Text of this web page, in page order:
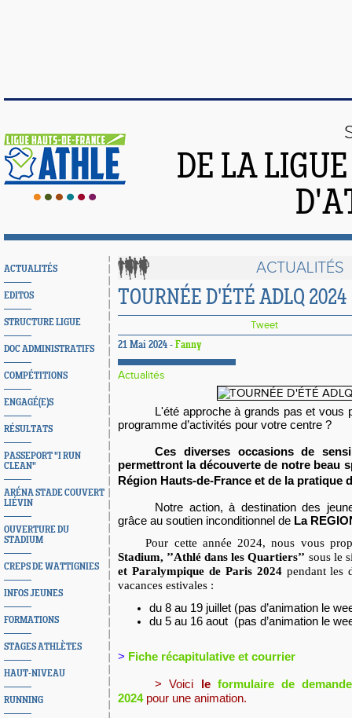
DE LA
ACTUALITÉS
EDITOS
STRUCTURE LIGUE
DOC ADMINISTRATIFS
COMPÉTITIONS
ENGAGÉ(E)S
RÉSULTATS
PASSEPORT "I RUN
CLEAN"
ARÉNA STADE COUVERT
LIÉVIN
OUVERTURE DU
STADIUM
CREPS DE WATTIGNIES
INFOS JEUNES
FORMATIONS
STAGES ATHLÈTES
HAUT-NIVEAU
RUNNING
ACTUALITÉS
TOURNÉE D'ÉTÉ ADLQ 2024
Tweet
21 Mai 2024 - Fanny
Actualités
L'été approche à grands pas et vous
programme d’activités pour votre centre ?
Ces diverses occasions de
permettront la découverte de notre beau
Région Hauts-de-France et de la pratique
Notre action, à destination des
grâce au soutien inconditionnel de La
Pour cette année 2024, nous vous
Stadium, ’’Athlé dans lesQuartiers’’ sous le
et Paralympique de Paris 2024pendant les
vacances estivales :
du 8 au 19 juillet (pas d’animation le
du 5 au 16 aout (pas d’animation le
> Fiche récapitulative et courrier
> Voici le formulaire de
2024pour une animation.